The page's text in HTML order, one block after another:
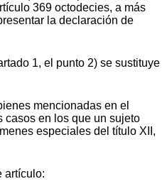
369 octodecies, a más
la declaración de
1, el punto 2) se sustituye
mencionadas en el
casos en los que un sujeto
especiales del título XII,
artículo: